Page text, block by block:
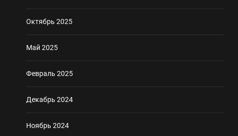
Октябрь 2025
Май 2025
Февраль 2025
Декабрь 2024
Ноябрь 2024